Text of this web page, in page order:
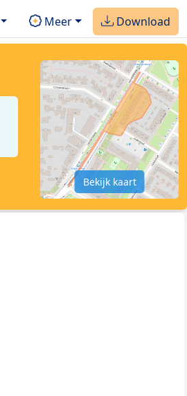
Meer Download
Bekijk kaart